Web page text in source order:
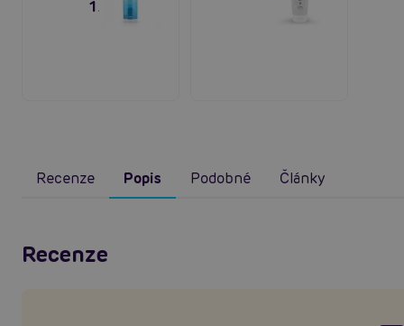
150 ml
Recenze Popis Podobné Články
Recenze